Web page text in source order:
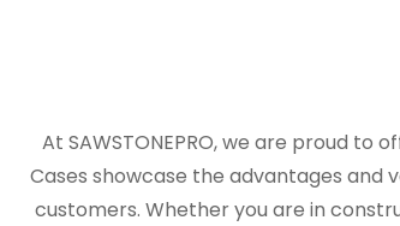
At SAWSTONEPRO, we are proud
Cases showcase the advantages and
customers. Whether you are in